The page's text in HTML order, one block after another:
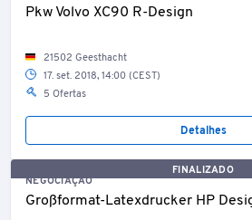
Pkw Volvo XC90 R-Design
21502 Geesthacht
17. set. 2018, 14:00 (CEST)
5 Ofertas
Detalhes
FINALIZADO
NEGOCIAÇÃO
Großformat-Latexdrucker HP